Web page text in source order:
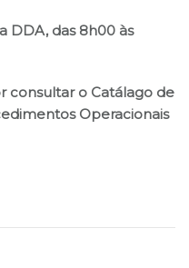
DDA, das 8h00 às
consultar o Catálago de
Operacionais